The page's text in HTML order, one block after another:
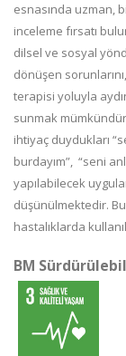
esnasında uzman,
inceleme fırsatı
dilsel ve sosyal
dönüşen
terapisi yoluyla
sunmak
ihtiyaç duydukları
burdayım”, “seni
yapılabilecek
düşünülmektedir.
hastalıklarda
BM